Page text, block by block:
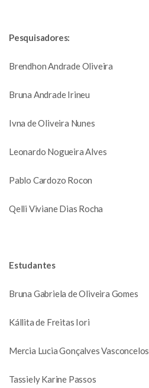
Pesquisadores:
Brendhon Andrade Oliveira
Bruna Andrade Irineu
Ivna de Oliveira Nunes
Leonardo Nogueira Alves
Pablo Cardozo Rocon
Qelli Viviane Dias Rocha
Estudantes
Bruna Gabriela de Oliveira Gomes
Kállita de Freitas Iori
Mercia Lucia Gonçalves Vasconcelos
Tassiely Karine Passos